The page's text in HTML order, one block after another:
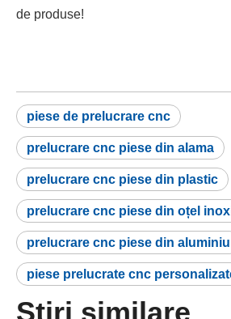
de produse!
piese de prelucrare cnc
prelucrare cnc piese din alama
prelucrare cnc piese din plastic
prelucrare cnc piese din oțel
prelucrare cnc piese din aluminiu
piese prelucrate cnc
Știri similare